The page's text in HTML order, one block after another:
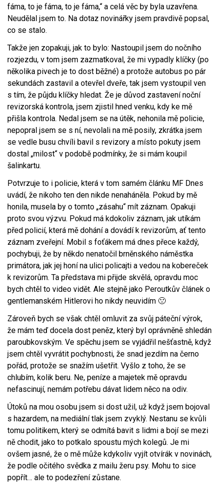
fáma, to je fáma, to je fáma,“ a celá věc by byla uzavřena.
Neudělal jsem to. Na dotaz novinářky jsem pravdivě popsal,
co se stalo.
Takže jen zopakuji, jak to bylo: Nastoupil jsem do nočního
rozjezdu, v tom jsem zazmatkoval, že mi vypadly klíčky (po
několika pivech je to dost běžné) a protože autobus po pár
sekundách zastavil a otevřel dveře, tak jsem vystoupil ven
s tím, že půjdu klíčky hledat. Že je důvod zastavení noční
revizorská kontrola, jsem zjistil hned venku, kdy ke mě
přišla kontrola. Nedal jsem se na útěk, nehonila mě policie,
nepopral jsem se s ní, nevolali na mě posily, zkrátka jsem
se vedle busu chvíli bavil s revizory a místo pokuty jsem
dostal „milost“ v podobě podmínky, že si mám koupil
šalinkartu.
Potvrzuje to i policie, která v tom samém článku MF Dnes
uvádí, že nikoho ten den nikde nenaháněla. Pokud by mě
honila, musela by o tomto „zásahu“ mít záznam. Opakuji
proto svou výzvu. Pokud má kdokoliv záznam, jak utíkám
před policií, která mě dohání a dovádí k revizorům, ať tento
záznam zveřejní. Mobil s foťákem má dnes přece každý,
pochybuji, že by někdo nenatočil brněnského náměstka
primátora, jak jej honí na ulici policajti a vedou na kobereček
k revizorům. Ta představa mi přijde skvělá, opravdu moc
bych chtěl to video vidět. Ale stejně jako Peroutkův článek o
gentlemanském Hitlerovi ho nikdy neuvidím 🙁
Zároveň bych se však chtěl omluvit za svůj páteční výrok,
že mám teď docela dost peněz, který byl oprávněně shledán
paroubkovským. Ve spěchu jsem se vyjádřil nešťastně, když
jsem chtěl vyvrátit pochybnosti, že snad jezdím na černo
pořád, protože se snažím ušetřit. Vyšlo z toho, že se
chlubím, kolik beru. Ne, peníze a majetek mě opravdu
nefascinují, nemám potřebu dávat lidem něco na odiv.
Útoků na mou osobu jsem si dost užil, už když jsem bojoval
s hazardem, na mediální tlak jsem zvyklý. Nestanu se kvůli
tomu politikem, který se odmítá bavit s lidmi a bojí se mezi
ně chodit, jako to potkalo spoustu mých kolegů. Je mi
ovšem jasné, že o mě může kdykoliv vyjít otvírák v novinách,
že podle očitého svědka z mailu žeru psy. Mohu to sice
popřít… ale to podezření zůstane.